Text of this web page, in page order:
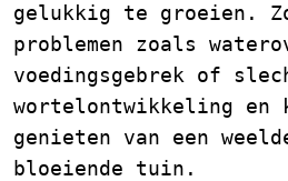
gelukkig te groeien.
problemen zoals
voedingsgebrek of
wortelontwikkeling en
genieten van een
bloeiende tuin.